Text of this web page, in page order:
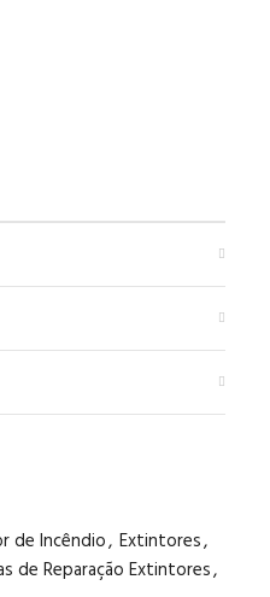
de Incêndio, Extintores,
de Reparação Extintores,